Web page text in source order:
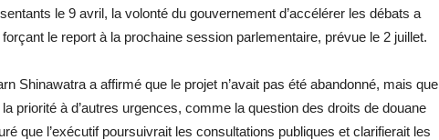
le 9 avril, la volonté du gouvernement d’accélérer les débats a
le report à la prochaine session parlementaire, prévue le 2 juillet.
Shinawatra a affirmé que le projet n’avait pas été abandonné, mais que
priorité à d’autres urgences, comme la question des droits de douane
que l’exécutif poursuivrait les consultations publiques et clarifierait les